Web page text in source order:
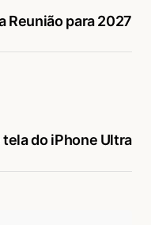
Reunião para 2027
do iPhone Ultra